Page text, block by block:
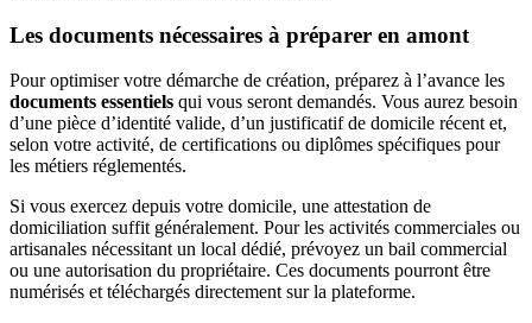
Les documents nécessaires à préparer en amont
Pour optimiser votre démarche de création, préparez à l’avance les
documents essentiels qui vous seront demandés. Vous aurez besoin
d’une pièce d’identité valide, d’un justificatif de domicile récent et,
selon votre activité, de certifications ou diplômes spécifiques pour
les métiers réglementés.
Si vous exercez depuis votre domicile, une attestation de
domiciliation suffit généralement. Pour les activités commerciales ou
artisanales nécessitant un local dédié, prévoyez un bail commercial
ou une autorisation du propriétaire. Ces documents pourront être
numérisés et téléchargés directement sur la plateforme.